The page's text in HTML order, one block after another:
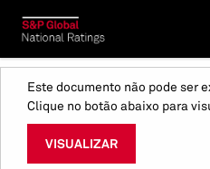
Este documento não pode ser
Clique no botão abaixo para
VISUALIZAR